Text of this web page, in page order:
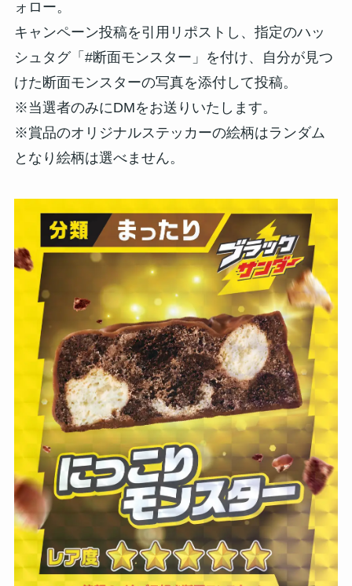
ォロー。
キャンペーン投稿を引用リポストし、指定のハッ
シュタグ「#断面モンスター」を付け、自分が見つ
けた断面モンスターの写真を添付して投稿。
※当選者のみにDMをお送りいたします。
※賞品のオリジナルステッカーの絵柄はランダム
となり絵柄は選べません。